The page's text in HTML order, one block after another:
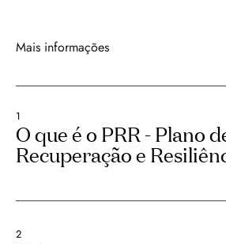
Mais informações
1
O que é o PRR - Plano
Recuperação e
2